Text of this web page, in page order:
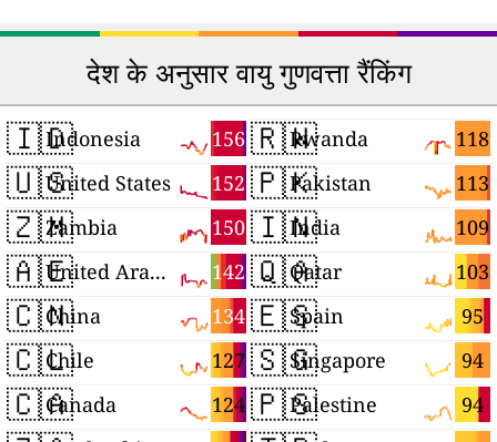
देश के अनुसार वायु गुणवत्ता रैंकिंग
🇮🇩 156
Indonesia
🇺🇸 152
United States
🇿🇲 150
Zambia
🇦🇪 142
United Arab Emirates
🇨🇳 134
China
🇨🇱 127
Chile
🇨🇦 124
Canada
🇷🇼 118
Rwanda
🇵🇰 113
Pakistan
🇮🇳 109
India
🇶🇦 103
Qatar
🇪🇸 95
Spain
🇸🇬 94
Singapore
🇵🇸 94
Palestine